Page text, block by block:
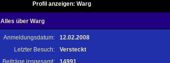
Profil anzeigen: Warg
Alles über Warg
Anmeldungsdatum:
12.02.2008
Letzter Besuch:
Versteckt
Beiträge insgesamt:
14991